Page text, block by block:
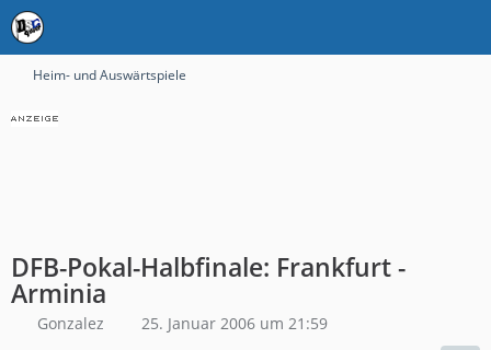
Heim- und Auswärtspiele
DFB-Pokal-Halbfinale: Frankfurt -
Arminia
Gonzalez 25. Januar 2006 um 21:59